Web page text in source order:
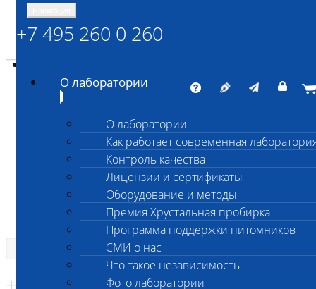
ШАНС БИО
Независимая ветеринарная лаборатория
Единая круглосуточная справочная
+7 495 260 0 260
О лаборатории
О лаборатории
Как работает современная
Контроль качества
Лицензии и сертификаты
Оборудование и методы
Премия Хрустальная пробирка
Программа поддержки питомников
СМИ о нас
Что такое независимость
Фото лаборатории